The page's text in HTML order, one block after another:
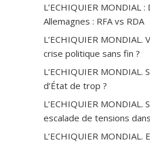
L’ECHIQUIER MONDIAL :
Allemagnes : RFA vs RDA
L’ECHIQUIER MONDIAL.
crise politique sans fin ?
L’ECHIQUIER MONDIAL.
d’État de trop ?
L’ECHIQUIER MONDIAL.
escalade de tensions
L’ECHIQUIER MONDIAL.